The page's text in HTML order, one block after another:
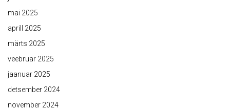
mai 2025
aprill 2025
märts 2025
veebruar 2025
jaanuar 2025
detsember 2024
november 2024